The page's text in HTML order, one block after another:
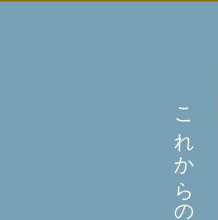
これからの予定